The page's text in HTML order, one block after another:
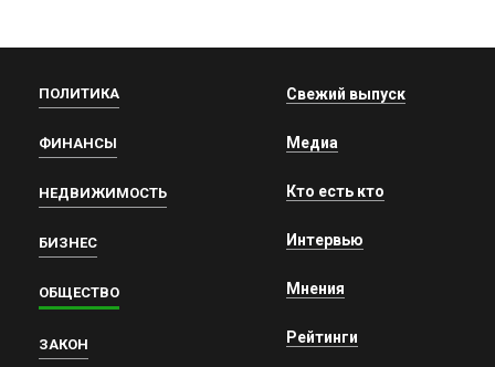
ПОЛИТИКА
ФИНАНСЫ
НЕДВИЖИМОСТЬ
БИЗНЕС
ОБЩЕСТВО
ЗАКОН
Свежий выпуск
Медиа
Кто есть кто
Интервью
Мнения
Рейтинги